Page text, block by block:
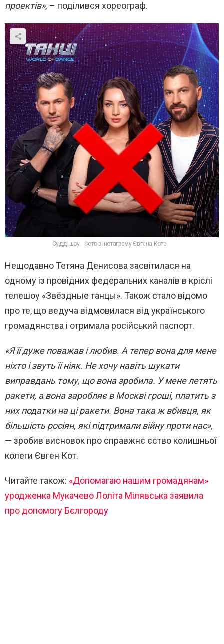
проектів», – поділився хореограф.
Судді шоу. Фото з інстаграму Євгена Кота
Нещодавно Тетяна Денисова засвітилася на
одному із провідних федеральних каналів в кріслі
телешоу «Звёздные танцы». Також стало відомо
про те, що ведуча відмовилася від українського
громадянства і отримала російський паспорт.
«Я її дуже поважав і любив. А тепер вона для мене
ніхто і звуть її ніяк. Не хочу навіть шукати
виправдань тому, що вона зробила. У мене летять
ракети, а вона заробляє в Москві гроші, платить з
них податки на ці ракети. Вона така ж вбивця, як
більшість росіян, які підтримали війну проти нас»,
— зробив висновок про справжнє єство колишньої
колеги Євген Кот.
Читайте також: «Допомагаю нашим громадянам»
уродженка Мукачево Лоліта Мілявська заявила
про допомогу Бєлгороду